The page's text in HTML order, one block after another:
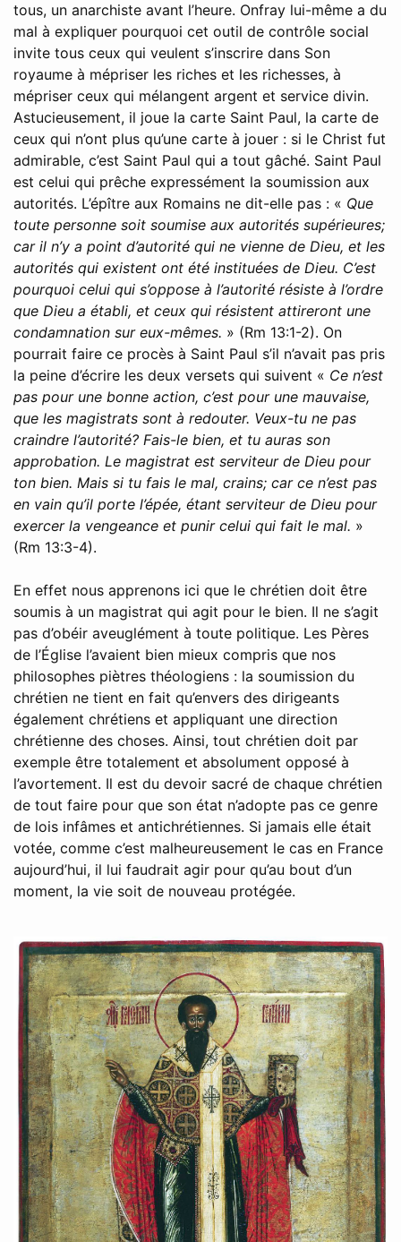
tous, un anarchiste avant l’heure. Onfray lui-même a du
mal à expliquer pourquoi cet outil de contrôle social
invite tous ceux qui veulent s’inscrire dans Son
royaume à mépriser les riches et les richesses, à
mépriser ceux qui mélangent argent et service divin.
Astucieusement, il joue la carte Saint Paul, la carte de
ceux qui n’ont plus qu’une carte à jouer : si le Christ fut
admirable, c’est Saint Paul qui a tout gâché. Saint Paul
est celui qui prêche expressément la soumission aux
autorités. L’épître aux Romains ne dit-elle pas : « Que
toute personne soit soumise aux autorités supérieures;
car il n’y a point d’autorité qui ne vienne de Dieu, et les
autorités qui existent ont été instituées de Dieu. C’est
pourquoi celui qui s’oppose à l’autorité résiste à l’ordre
que Dieu a établi, et ceux qui résistent attireront une
condamnation sur eux-mêmes. » (Rm 13:1-2). On
pourrait faire ce procès à Saint Paul s’il n’avait pas pris
la peine d’écrire les deux versets qui suivent « Ce n’est
pas pour une bonne action, c’est pour une mauvaise,
que les magistrats sont à redouter. Veux-tu ne pas
craindre l’autorité? Fais-le bien, et tu auras son
approbation. Le magistrat est serviteur de Dieu pour
ton bien. Mais si tu fais le mal, crains; car ce n’est pas
en vain qu’il porte l’épée, étant serviteur de Dieu pour
exercer la vengeance et punir celui qui fait le mal. »
(Rm 13:3-4).
En effet nous apprenons ici que le chrétien doit être
soumis à un magistrat qui agit pour le bien. Il ne s’agit
pas d’obéir aveuglément à toute politique. Les Pères
de l’Église l’avaient bien mieux compris que nos
philosophes piètres théologiens : la soumission du
chrétien ne tient en fait qu’envers des dirigeants
également chrétiens et appliquant une direction
chrétienne des choses. Ainsi, tout chrétien doit par
exemple être totalement et absolument opposé à
l’avortement. Il est du devoir sacré de chaque chrétien
de tout faire pour que son état n’adopte pas ce genre
de lois infâmes et antichrétiennes. Si jamais elle était
votée, comme c’est malheureusement le cas en France
aujourd’hui, il lui faudrait agir pour qu’au bout d’un
moment, la vie soit de nouveau protégée.